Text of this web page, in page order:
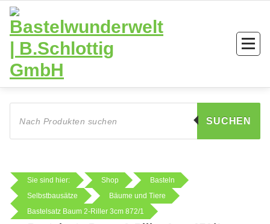
Zum
Inhalt
springen
Products
search
SUCHEN
Sie sind hier: Shop
Basteln
Selbstbausätze
Bäume und Tiere
Bastelsatz Baum 2-Riller 3cm 872/1